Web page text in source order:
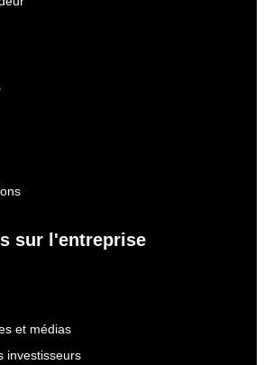
sur l'entreprise
et médias
investisseurs